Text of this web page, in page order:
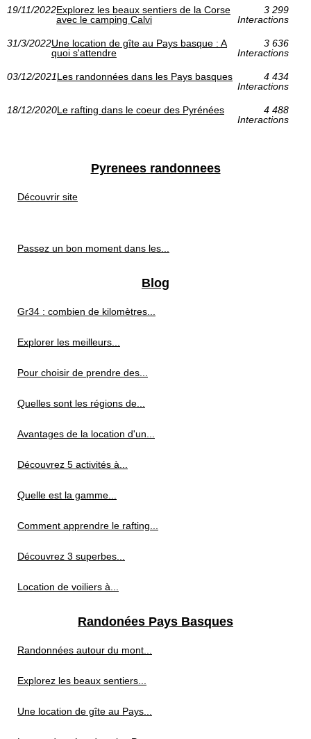
19/11/2022Explorez les beaux sentiers de la Corse
avec le camping Calvi
3 299
Interactions
31/3/2022Une location de gîte au Pays basque : A
quoi s'attendre
3 636
Interactions
03/12/2021Les randonnées dans les Pays basques
4 434
Interactions
18/12/2020Le rafting dans le coeur des Pyrénées
4 488
Interactions
Pyrenees randonnees
Découvrir site
Passez un bon moment dans les...
Blog
Gr34 : combien de kilomètres...
Explorer les meilleurs...
Pour choisir de prendre des...
Quelles sont les régions de...
Avantages de la location d'un...
Découvrez 5 activités à...
Quelle est la gamme...
Comment apprendre le rafting...
Découvrez 3 superbes...
Location de voiliers à...
Randonées Pays Basques
Randonnées autour du mont...
Explorez les beaux sentiers...
Une location de gîte au Pays...